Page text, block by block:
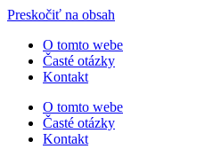
Preskočiť na obsah
O tomto webe
Časté otázky
Kontakt
O tomto webe
Časté otázky
Kontakt